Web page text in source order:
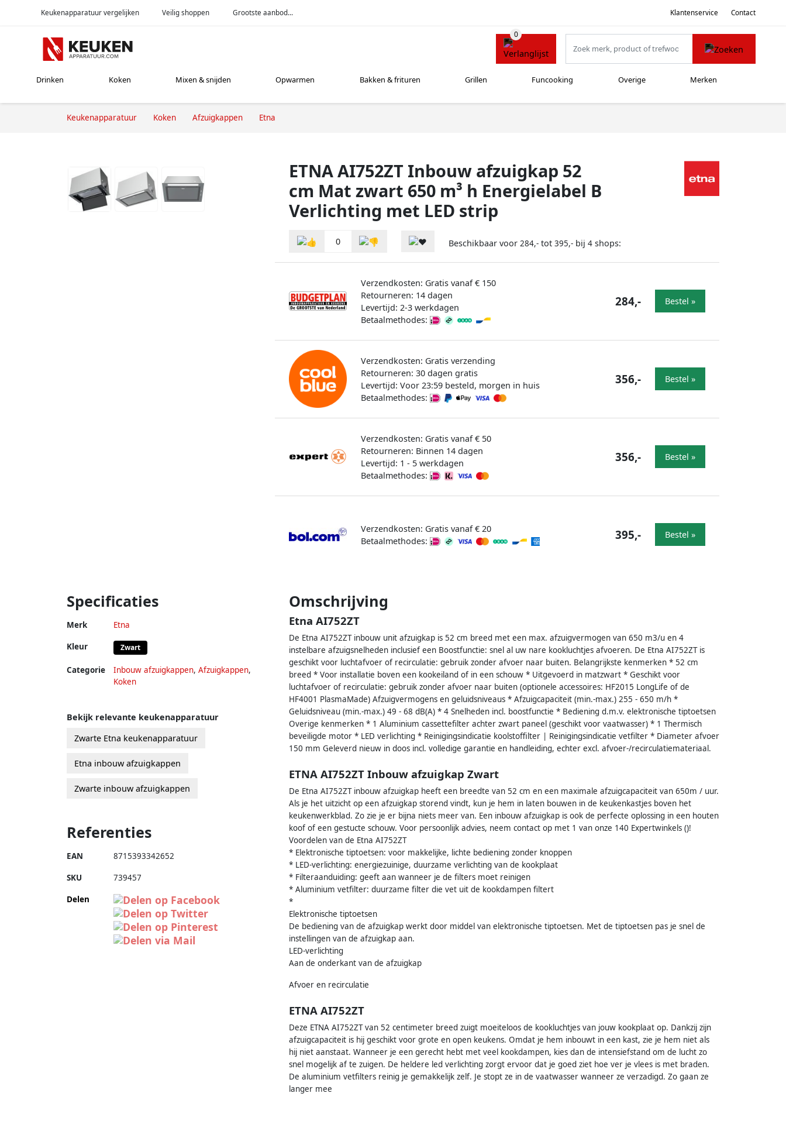
Keukenapparatuur vergelijken Veilig shoppen Grootste aanbod... Klantenservice Contact
Drinken Koken Mixen & snijden Opwarmen Bakken & frituren Grillen Funcooking Overige Merken
Keukenapparatuur Koken Afzuigkappen Etna
ETNA AI752ZT Inbouw afzuigkap 52
cm Mat zwart 650 m³ h Energielabel B
Verlichting met LED strip
0 Beschikbaar voor 284,- tot 395,- bij 4 shops:
Verzendkosten: Gratis vanaf € 150
Retourneren: 14 dagen
Levertijd: 2-3 werkdagen
Betaalmethodes:
284,- Bestel »
Verzendkosten: Gratis verzending
Retourneren: 30 dagen gratis
Levertijd: Voor 23:59 besteld, morgen in huis
Betaalmethodes:
356,- Bestel »
Verzendkosten: Gratis vanaf € 50
Retourneren: Binnen 14 dagen
Levertijd: 1 - 5 werkdagen
Betaalmethodes:
356,- Bestel »
Verzendkosten: Gratis vanaf € 20
Betaalmethodes:
395,- Bestel »
Specificaties
Merk Etna
Kleur Zwart
Categorie Inbouw afzuigkappen, Afzuigkappen,
Koken
Omschrijving
Etna AI752ZT
De Etna AI752ZT inbouw unit afzuigkap is 52 cm breed met een max. afzuigvermogen van 650 m3/u en 4
instelbare afzuigsnelheden inclusief een Boostfunctie: snel al uw nare kookluchtjes afvoeren. De Etna AI752ZT is
geschikt voor luchtafvoer of recirculatie: gebruik zonder afvoer naar buiten. Belangrijkste kenmerken * 52 cm
breed * Voor installatie boven een kookeiland of in een schouw * Uitgevoerd in matzwart * Geschikt voor
luchtafvoer of recirculatie: gebruik zonder afvoer naar buiten (optionele accessoires: HF2015 LongLife of de
HF4001 PlasmaMade) Afzuigvermogens en geluidsniveaus * Afzuigcapaciteit (min.-max.) 255 - 650 m/h *
Geluidsniveau (min.-max.) 49 - 68 dB(A) * 4 Snelheden incl. boostfunctie * Bediening d.m.v. elektronische tiptoetsen
Overige kenmerken * 1 Aluminium cassettefilter achter zwart paneel (geschikt voor vaatwasser) * 1 Thermisch
beveiligde motor * LED verlichting * Reinigingsindicatie koolstoffilter | Reinigingsindicatie vetfilter * Diameter afvoer
150 mm Geleverd nieuw in doos incl. volledige garantie en handleiding, echter excl. afvoer-/recirculatiemateriaal.
ETNA AI752ZT Inbouw afzuigkap Zwart
De Etna AI752ZT inbouw afzuigkap heeft een breedte van 52 cm en een maximale afzuigcapaciteit van 650m / uur.
Als je het uitzicht op een afzuigkap storend vindt, kun je hem in laten bouwen in de keukenkastjes boven het
keukenwerkblad. Zo zie je er bijna niets meer van. Een inbouw afzuigkap is ook de perfecte oplossing in een houten
koof of een gestucte schouw. Voor persoonlijk advies, neem contact op met 1 van onze 140 Expertwinkels ()!
Voordelen van de Etna AI752ZT
* Elektronische tiptoetsen: voor makkelijke, lichte bediening zonder knoppen
* LED-verlichting: energiezuinige, duurzame verlichting van de kookplaat
* Filteraanduiding: geeft aan wanneer je de filters moet reinigen
* Aluminium vetfilter: duurzame filter die vet uit de kookdampen filtert
*
Elektronische tiptoetsen
De bediening van de afzuigkap werkt door middel van elektronische tiptoetsen. Met de tiptoetsen pas je snel de
instellingen van de afzuigkap aan.
LED-verlichting
Aan de onderkant van de afzuigkap
Afvoer en recirculatie
ETNA AI752ZT
Deze ETNA AI752ZT van 52 centimeter breed zuigt moeiteloos de kookluchtjes van jouw kookplaat op. Dankzij zijn
afzuigcapaciteit is hij geschikt voor grote en open keukens. Omdat je hem inbouwt in een kast, zie je hem niet als
hij niet aanstaat. Wanneer je een gerecht hebt met veel kookdampen, kies dan de intensiefstand om de lucht zo
snel mogelijk af te zuigen. De heldere led verlichting zorgt ervoor dat je goed ziet hoe ver je vlees is met braden.
De aluminium vetfilters reinig je gemakkelijk zelf. Je stopt ze in de vaatwasser wanneer ze verzadigd. Zo gaan ze
langer mee
Bekijk relevante keukenapparatuur
Zwarte Etna keukenapparatuur
Etna inbouw afzuigkappen
Zwarte inbouw afzuigkappen
Referenties
EAN 8715393342652
SKU 739457
Delen